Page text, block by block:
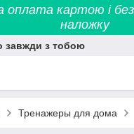
оплата картою і
наложку
завжди з тобою
Тренажеры для дома